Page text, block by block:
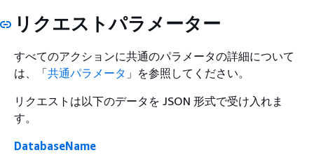
リクエストパラメーター
すべてのアクションに共通のパラメータの詳細について
は、「共通パラメータ 」を参照してください。
リクエストは以下のデータを JSON 形式で受け入れま
す。
DatabaseName